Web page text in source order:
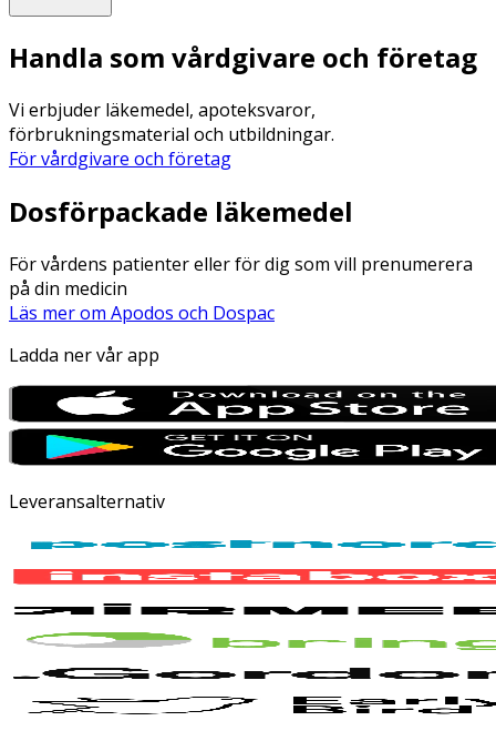
Handla som vårdgivare och företag
Vi erbjuder läkemedel, apoteksvaror,
förbrukningsmaterial och utbildningar.
För vårdgivare och företag
Dosförpackade läkemedel
För vårdens patienter eller för dig som vill prenumerera
på din medicin
Läs mer om Apodos och Dospac
Ladda ner vår app
Leveransalternativ